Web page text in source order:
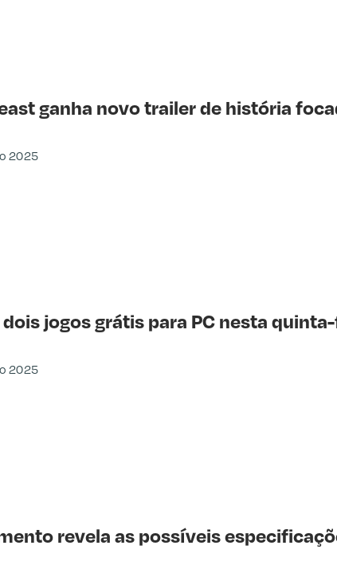
ganha novo trailer de história
2025
jogos grátis para PC nesta
2025
revela as possíveis